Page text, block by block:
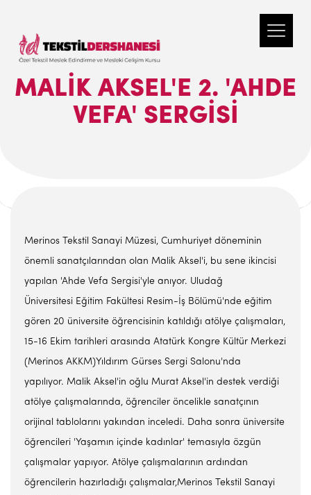
MALIK AKSEL'E 2. 'AHDE
VEFA' SERGISI
Merinos Tekstil Sanayi Müzesi, Cumhuriyet döneminin
önemli sanatçılarından olan Malik Aksel'i, bu sene ikincisi
yapılan 'Ahde Vefa Sergisi'yle anıyor. Uludağ
Üniversitesi Eğitim Fakültesi Resim-İş Bölümü'nde eğitim
gören 20 üniversite öğrencisinin katıldığı atölye çalışmaları,
15-16 Ekim tarihleri arasında Atatürk Kongre Kültür Merkezi
(Merinos AKKM)Yıldırım Gürses Sergi Salonu'nda
yapılıyor. Malik Aksel'in oğlu Murat Aksel'in destek verdiği
atölye çalışmalarında, öğrenciler öncelikle sanatçının
orijinal tablolarını yakından inceledi. Daha sonra üniversite
öğrencileri 'Yaşamın içinde kadınlar' temasıyla özgün
çalışmalar yapıyor. Atölye çalışmalarının ardından
öğrencilerin hazırladığı çalışmalar,Merinos Tekstil Sanayi